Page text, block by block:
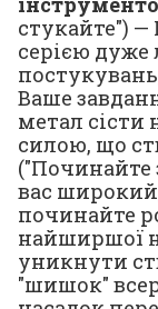
стукайте")
серією дуже
Ваше
метал сісти
силою, що
("Починайте
вас
починайте
найширшої
уникнути
"шишок"